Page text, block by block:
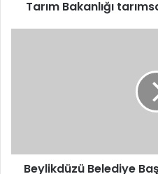
Tarım Bakanlığı
Beylikdüzü Belediye